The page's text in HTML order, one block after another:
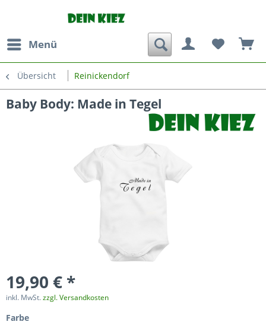
Menü
Übersicht Reinickendorf
Baby Body: Made in Tegel
19,90 € *
inkl. MwSt.zzgl. Versandkosten
Farbe